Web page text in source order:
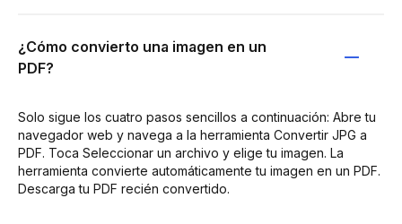
¿Cómo convierto una imagen en un
PDF?
Solo sigue los cuatro pasos sencillos a continuación: Abre tu
navegador web y navega a la herramienta Convertir JPG a
PDF. Toca Seleccionar un archivo y elige tu imagen. La
herramienta convierte automáticamente tu imagen en un PDF.
Descarga tu PDF recién convertido.